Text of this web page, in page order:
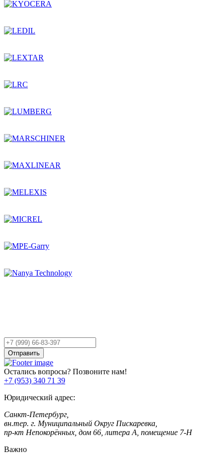
Ваш
телефон
Отправить
Остались вопросы? Позвоните нам!
+7 (953) 340 71 39
Юридический адрес:
Санкт-Петербург,
вн.тер. г. Муниципальный Округ Пискаревка,
пр-кт Непокорённых, дом 66, литера А, помещение 7-Н
Важно